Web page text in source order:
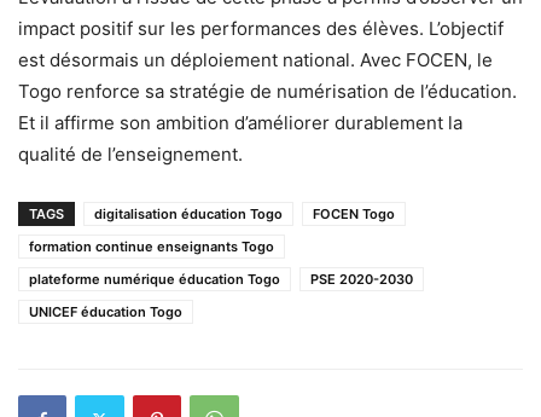
impact positif sur les performances des élèves. L’objectif
est désormais un déploiement national. Avec FOCEN, le
Togo renforce sa stratégie de numérisation de l’éducation.
Et il affirme son ambition d’améliorer durablement la
qualité de l’enseignement.
TAGS digitalisation éducation Togo
FOCEN Togo
formation continue enseignants Togo
plateforme numérique éducation Togo
PSE 2020-2030
UNICEF éducation Togo